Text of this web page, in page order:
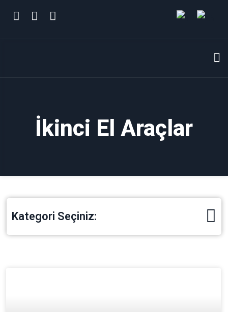
İkinci El Araçlar
Kategori Seçiniz: